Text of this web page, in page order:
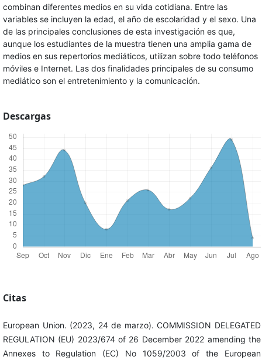
combinan diferentes medios en su vida cotidiana. Entre las
variables se incluyen la edad, el año de escolaridad y el sexo. Una
de las principales conclusiones de esta investigación es que,
aunque los estudiantes de la muestra tienen una amplia gama de
medios en sus repertorios mediáticos, utilizan sobre todo teléfonos
móviles e Internet. Las dos finalidades principales de su consumo
mediático son el entretenimiento y la comunicación.
Descargas
Citas
European Union. (2023, 24 de marzo). COMMISSION DELEGATED
REGULATION (EU) 2023/674 of 26 December 2022 amending the
Annexes to Regulation (EC) No 1059/2003 of the European